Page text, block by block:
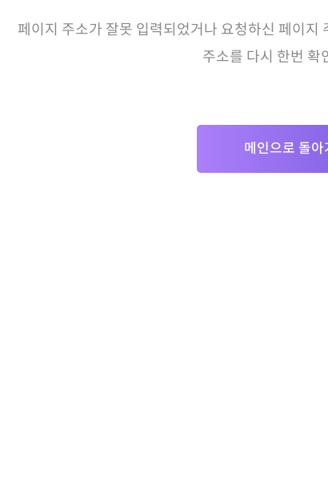
페이지 주소가 잘못 입력되었거나 요청하신 페이지
주소를 다시 한번 확
메인으로 돌아